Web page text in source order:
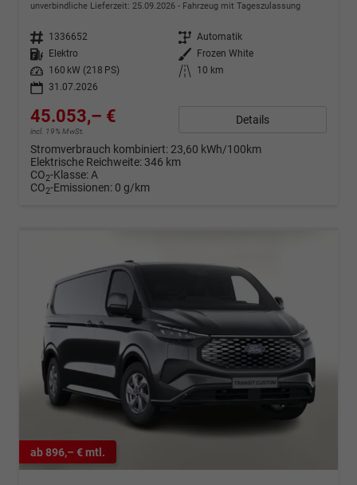
unverbindliche Lieferzeit: 25.09.2026 Fahrzeug mit Tageszulassung
Fahrzeugnr. 1336652 Getriebe Automatik
Kraftstoff
Elektro Außenfarbe
Frozen White
Leistung
160 kW (218 PS) Kilometerstand
10 km
31.07.2026
45.053,– €
incl. 19% MwSt.
Details
Stromverbrauch kombiniert: 23,60 kWh/100km
Elektrische Reichweite: 346 km
CO2-Klasse:A
CO2-Emissionen: 0 g/km
ab 896,– € mtl.